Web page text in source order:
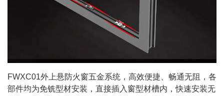
FWXC01外上悬防火窗五金系统，高效便捷、畅通无阻，各
部件均为免铣型材安装，直接插入窗型材槽内，快速安装无